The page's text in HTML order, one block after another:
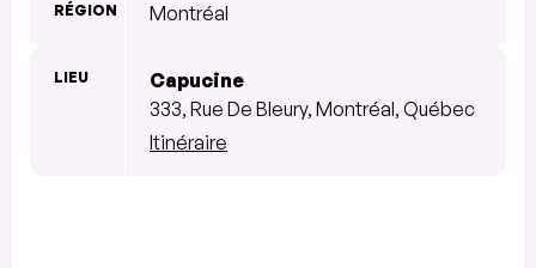
RÉGION Montréal
LIEU
Capucine
333, Rue De Bleury, Montréal, Québec
Itinéraire